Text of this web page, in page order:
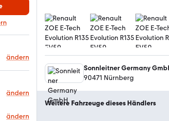
ändern
ändern
ändern
Sonnleitner Germany
90471 Nürnberg
Weitere Fahrzeuge dieses Händlers